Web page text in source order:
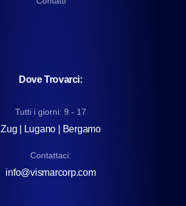
Dove Trovarci:
Tutti i giorni: 9 - 17
Zug | Lugano | Bergamo
Contattaci:
info@vismarcorp.com